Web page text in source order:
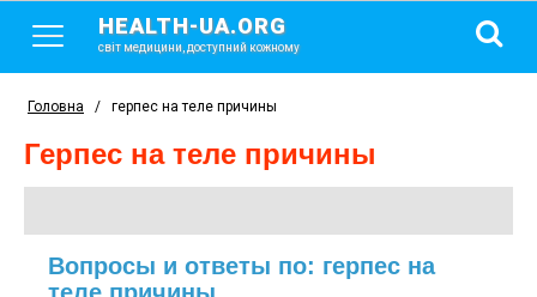
HEALTH-UA.ORG
світ медицини, доступний кожному
Головна / герпес на теле причины
герпес на теле причины
Вопросы и ответы по: герпес на